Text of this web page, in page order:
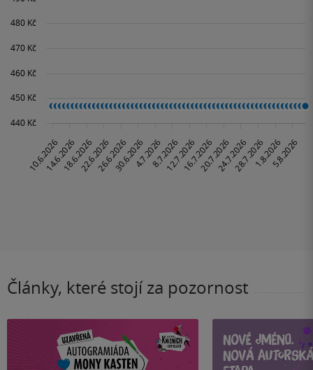
Články, které stojí za pozornost